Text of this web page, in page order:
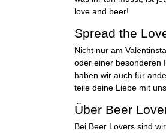
love and beer!
Spread the
Nicht nur am
oder einer besonderen
haben wir auch für
teile deine Liebe mit
Über Beer
Bei Beer Lovers sind